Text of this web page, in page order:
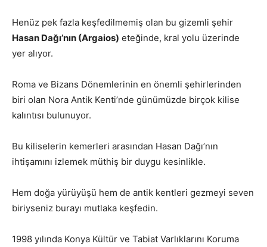
Henüz pek fazla keşfedilmemiş olan bu gizemli şehir
Hasan Dağı’nın (Argaios) eteğinde, kral yolu üzerinde
yer alıyor.
Roma ve Bizans Dönemlerinin en önemli şehirlerinden
biri olan Nora Antik Kenti’nde günümüzde birçok kilise
kalıntısı bulunuyor.
Bu kiliselerin kemerleri arasından Hasan Dağı’nın
ihtişamını izlemek müthiş bir duygu kesinlikle.
Hem doğa yürüyüşü hem de antik kentleri gezmeyi seven
biriyseniz burayı mutlaka keşfedin.
1998 yılında Konya Kültür ve Tabiat Varlıklarını Koruma